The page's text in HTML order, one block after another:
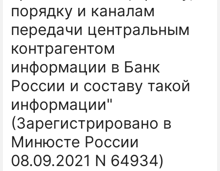
порядку и каналам
передачи центральным
контрагентом
информации в Банк
России и составу такой
информации"
(Зарегистрировано в
Минюсте России
08.09.2021 N 64934)